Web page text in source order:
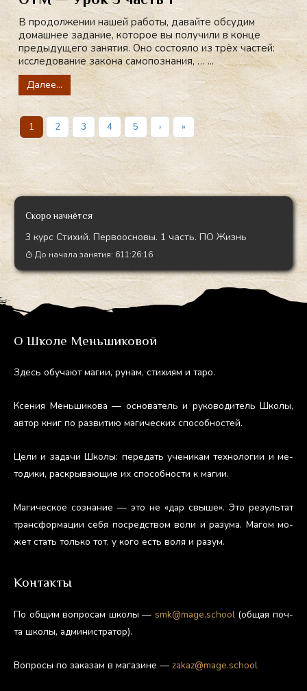
В продолжении нашей работы, давайте обсудим
домашнее задание, которое вы получили в конце
предыдущего занятия. Оно состояло из трёх частей:
исследование закона самопознания, … ...
Далее...
1 2 3 4 5 › »
Скоро начнётся
3 курс Стихий. Первоосновы. 1 часть. ПО Жизнь
До начала занятия: 611:26:15
О Школе Меньшиковой
Здесь обу­ча­ют ма­гии, ру­нам, сти­хи­ям и та­ро.
Ксе­ния Мень­ши­кова — ос­но­ватель и ру­ково­дитель Шко­лы,
ав­тор книг по раз­ви­тию ма­гичес­ких спо­соб­ностей.
Це­ли и за­дачи Шко­лы: пе­редать уче­никам тех­но­логии и ме­
тоди­ки, рас­кры­ва­ющие их спо­соб­ности к ма­гии.
Ма­гичес­кое соз­на­ние — это не «дар свы­ше». Это ре­зуль­тат
тран­сфор­ма­ции се­бя пос­редс­твом во­ли и ра­зума. Ма­гом мо­
жет стать толь­ко тот, у ко­го есть во­ля и ра­зум.
Контакты
По об­щим воп­ро­сам шко­лы — smk@mage.school(об­щая поч­
та шко­лы, ад­ми­нис­тра­тор).
Воп­ро­сы по за­казам в ма­гази­не — zakaz@mage.school